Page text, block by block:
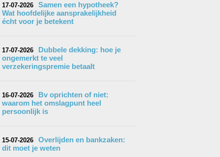
17-07-2026
Samen een hypotheek?
Wat hoofdelijke aansprakelijkheid
écht voor je betekent
17-07-2026
Dubbele dekking: hoe je
ongemerkt te veel
verzekeringspremie betaalt
16-07-2026
Bv oprichten of niet:
waarom het omslagpunt heel
persoonlijk is
15-07-2026
Overlijden en bankzaken:
dit moet je weten